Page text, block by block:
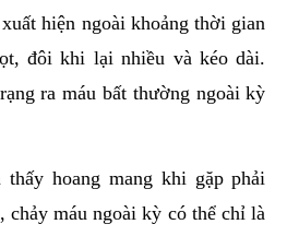
hiện ngoài khoảng thời gian
đôi khi lại nhiều và kéo dài.
ra máu bất thường ngoài kỳ
hoang mang khi gặp phải
máu ngoài kỳ có thể chỉ là